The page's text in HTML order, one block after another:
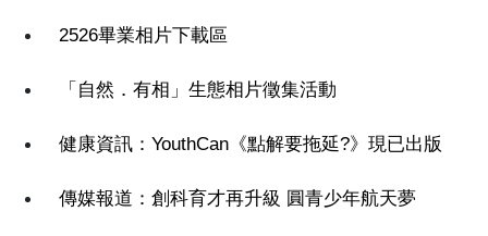
2526畢業相片下載區
「自然．有相」生態相片徵集活動
健康資訊：YouthCan《點解要拖延?》現已出版
傳媒報道：創科育才再升級 圓青少年航天夢